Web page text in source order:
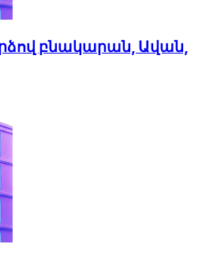
բնակարան, Ավան,